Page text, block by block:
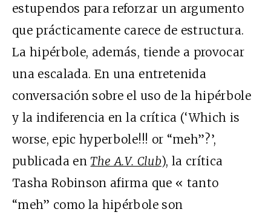
estupendos para reforzar un argumento
que prácticamente carece de estructura.
La hipérbole, además, tiende a provocar
una escalada. En una entretenida
conversación sobre el uso de la hipérbole
y la indiferencia en la crítica (‘Which is
worse, epic hyperbole!!! or “meh”?’,
publicada enThe A.V. Club), la crítica
Tasha Robinson afirma que « tanto
“meh” como la hipérbole son